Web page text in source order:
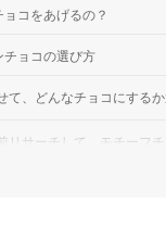
｜LINDOR｜リボン
ナティブ｜第3世界
バリット｜0093
ョコレート
｜ダークフレー
コをあげるの？
チョコの選び方
て、どんなチョコにするか
リサーチして、モチーフチ